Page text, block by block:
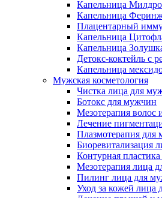
Капельница
Капельница
Плацентарный
Капельница
Капельница
Детокс-коктейль с
Капельница
Мужская косметология
Чистка лица для
Ботокс для мужчин
Мезотерапия волос
Лечение
Плазмотерапия для
Биоревитализация
Контурная
Мезотерапия лица
Пилинг лица для
Уход за кожей лица